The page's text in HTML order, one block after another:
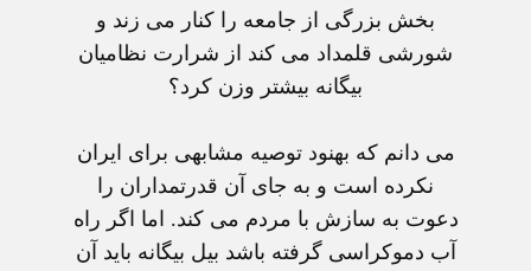
بخش بزرگی از جامعه را کنار می زند و
شورشی قلمداد می کند از شرارت نظاميان
بيگانه بيشتر وزن کرد؟
می دانم که بهنود توصيه مشابهی برای ايران
نکرده است و به جای آن قدرتمداران را
دعوت به سازش با مردم می کند. اما اگر راه
آب دموکراسی گرفته باشد بيل بيگانه بايد آن